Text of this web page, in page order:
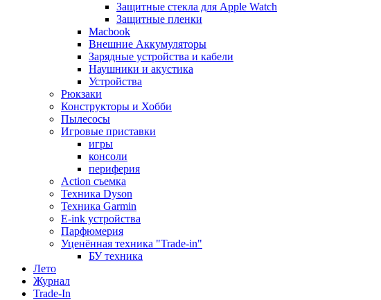
Защитные стекла для Apple Watch
Защитные пленки
Macbook
Внешние Аккумуляторы
Зарядные устройства и кабели
Наушники и акустика
Устройства
Рюкзаки
Конструкторы и Хобби
Пылесосы
Игровые приставки
игры
консоли
периферия
Action съемка
Техника Dyson
Техника Garmin
E-ink устройства
Парфюмерия
Уценённая техника "Trade-in"
БУ техника
Лето
Журнал
Trade-In